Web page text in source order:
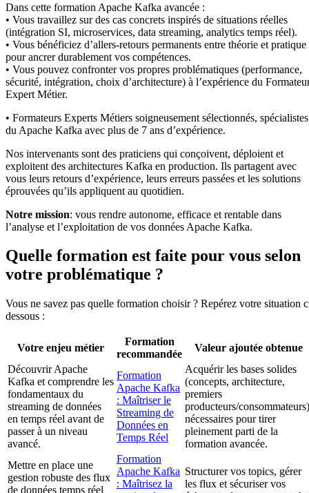
Dans cette formation Apache Kafka avancée :
• Vous travaillez sur des cas concrets inspirés de situations réelles
(intégration SI, microservices, data streaming, analytics temps réel).
• Vous bénéficiez d’allers-retours permanents entre théorie et pratique
pour ancrer durablement vos compétences.
• Vous pouvez confronter vos propres problématiques (performance,
sécurité, intégration, choix d’architecture) à l’expérience du
Expert Métier.
• Formateurs Experts Métiers soigneusement sélectionnés, spécialistes
du Apache Kafka avec plus de 7 ans d’expérience.
Nos intervenants sont des praticiens qui conçoivent, déploient et
exploitent des architectures Kafka en production. Ils partagent avec
vous leurs retours d’expérience, leurs erreurs passées et les solutions
éprouvées qu’ils appliquent au quotidien.
Notre mission: vous rendre autonome, efficace et rentable dans
l’analyse et l’exploitation de vos données Apache Kafka.
Quelle formation est faite pour vous selon
votre problématique ?
Vous ne savez pas quelle formation choisir ? Repérez votre situation
dessous :
Votre enjeu métier
Formation
recommandée
Valeur ajoutée obtenue
Découvrir Apache
Kafka et comprendre les
fondamentaux du
streaming de données
en temps réel avant de
passer à un niveau
avancé.
Formation
Apache Kafka
: Maîtriser le
Streaming de
Données en
Temps Réel
Acquérir les bases solides
(concepts, architecture,
premiers
producteurs/consommateurs)
nécessaires pour tirer
pleinement parti de la
formation avancée.
Mettre en place une
gestion robuste des flux
de données temps réel
Formation
Apache Kafka
: Maîtrisez la
Structurer vos topics, gérer
les flux et sécuriser vos